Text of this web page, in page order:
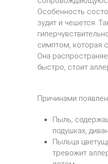
Особенность
зудит и чешется.
симптом, которая
Она
быстро, стоит
Причинами
Пыль,
подушках,
Пыльца
тревожит